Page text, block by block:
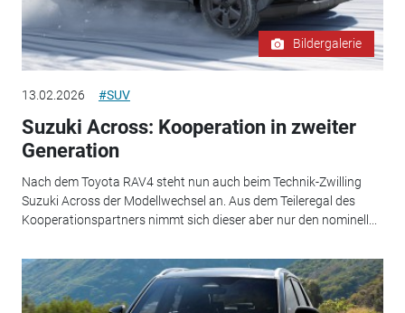
Bildergalerie
13.02.2026 #SUV
Suzuki Across: Kooperation in zweiter
Generation
Nach dem Toyota RAV4 steht nun auch beim Technik-Zwilling
Suzuki Across der Modellwechsel an. Aus dem Teileregal des
Kooperationspartners nimmt sich dieser aber nur den nominell...